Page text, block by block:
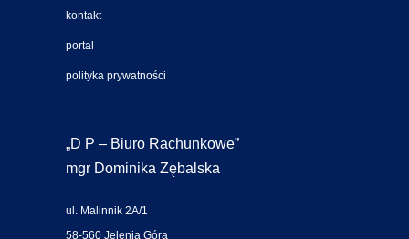
kontakt
portal
polityka prywatności
„D P – Biuro Rachunkowe”
mgr Dominika Zębalska
ul. Malinnik 2A/1
58-560 Jelenia Góra